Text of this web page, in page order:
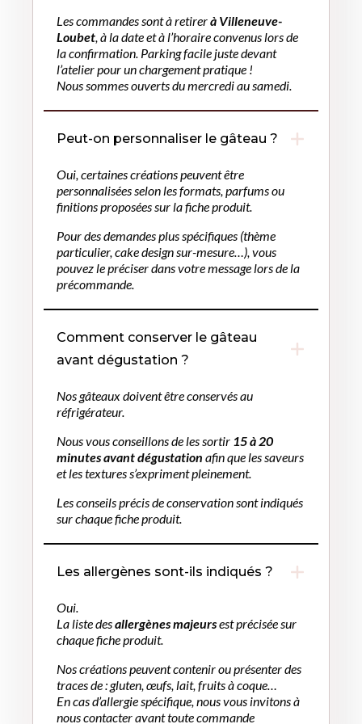
Les commandes sont à retirerà Villeneuve-
Loubet, à la date et à l’horaire convenus lors de
la confirmation. Parking facile juste devant
l’atelier pour un chargement pratique !
Nous sommes ouverts du mercredi au samedi.
Peut-on personnaliser le gâteau ?
Oui, certaines créations peuvent être
personnalisées selon les formats, parfums ou
finitions proposées sur la fiche produit.
Pour des demandes plus spécifiques (thème
particulier, cake design sur-mesure…), vous
pouvez le préciser dans votre message lors de la
précommande.
Comment conserver le gâteau
avant dégustation ?
Nos gâteaux doivent être conservés au
réfrigérateur.
Nous vous conseillons de les sortir 15 à 20
minutes avant dégustation afin que les saveurs
et les textures s’expriment pleinement.
Les conseils précis de conservation sont indiqués
sur chaque fiche produit.
Les allergènes sont-ils indiqués ?
Oui.
La liste desallergènes majeursest précisée sur
chaque fiche produit.
Nos créations peuvent contenir ou présenter des
traces de : gluten, œufs, lait, fruits à coque…
En cas d’allergie spécifique, nous vous invitons à
nous contacter avant toute commande